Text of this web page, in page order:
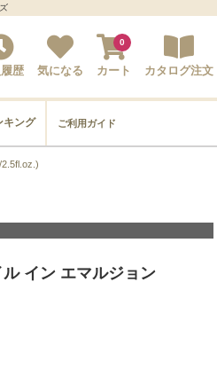
歴 気になる カート
0
カタログ注文
キング ご利用ガイド
イン エマルジョン